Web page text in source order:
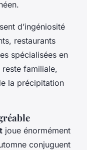
d’ingéniosité
restaurants
spécialisées en
reste familiale,
la précipitation
joue énormément
conjuguent